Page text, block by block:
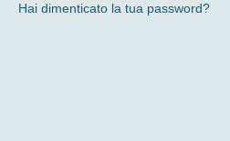
Hai dimenticato la tua password?